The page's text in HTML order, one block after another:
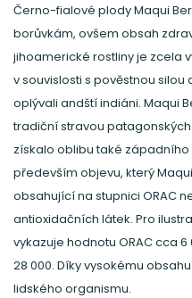
Černo-fialové plody Maqui
borůvkám, ovšem obsah
jihoamerické rostliny je zcela
v souvislosti s pověstnou
oplývali andští indiáni. Maqui
tradiční stravou
získalo oblibu také
především objevu, který
obsahující na stupnici ORAC
antioxidačních látek. Pro
vykazuje hodnotu ORAC cca
28 000. Díky vysokému
lidského organismu.